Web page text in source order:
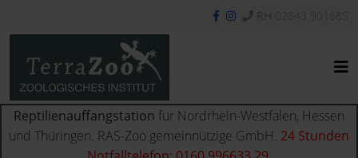
Reptilienauffangstation für Nordrhein-Westfalen, Hessen
und Thüringen. RAS-Zoo gemeinnützige GmbH. 24 Stunden